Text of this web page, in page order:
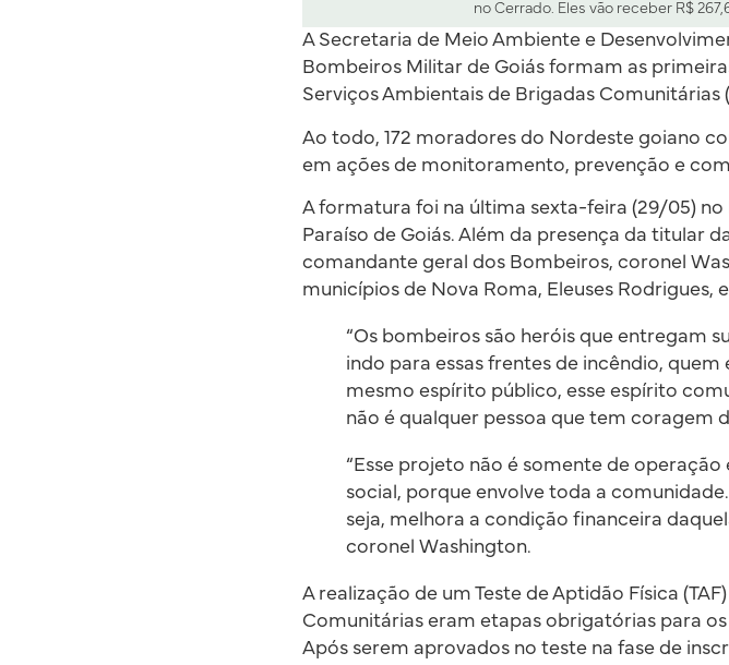
no Cerrado. Eles vão receber R$
A Secretaria de Meio Ambiente e
Bombeiros Militar de Goiás formam as
Serviços Ambientais de Brigadas Comunitárias (
Ao todo, 172 moradores do Nordeste goiano
em ações de monitoramento, prevenção e
A formatura foi na última sexta-feira (29/05)
Paraíso de Goiás. Além da presença da titular
comandante geral dos Bombeiros, coronel
municípios de Nova Roma, Eleuses Rodrigues,
“Os bombeiros são heróis que entregam
indo para essas frentes de incêndio,
mesmo espírito público, esse espírito
não é qualquer pessoa que tem coragem
“Esse projeto não é somente de
social, porque envolve toda a
seja, melhora a condição financeira
coronel Washington.
A realização de um Teste de Aptidão Física
Comunitárias eram etapas obrigatórias para
Após serem aprovados no teste na fase de